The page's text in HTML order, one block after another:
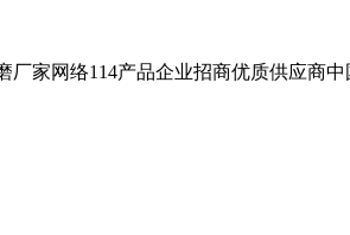
家网络114产品企业招商优质供应商